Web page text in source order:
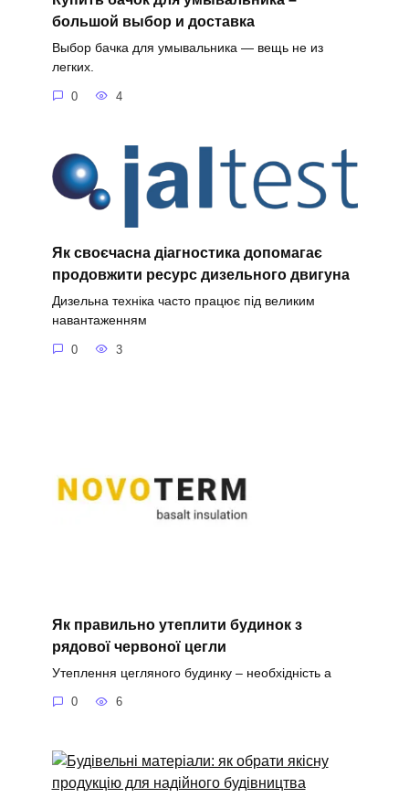
большой выбор и доставка
Выбор бачка для умывальника — вещь не из
легких.
0 4
Як своєчасна діагностика допомагає
продовжити ресурс дизельного двигуна
Дизельна техніка часто працює під великим
навантаженням
0 3
Як правильно утеплити будинок з
рядової червоної цегли
Утеплення цегляного будинку – необхідність а
0 6